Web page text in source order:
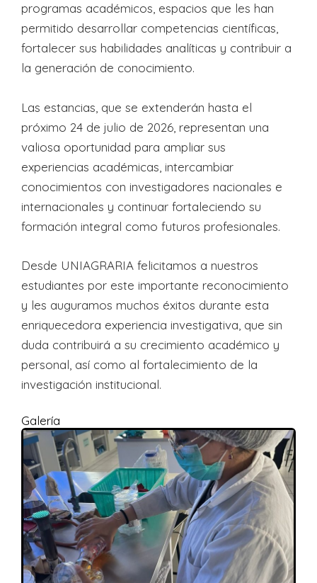
programas académicos, espacios que les han
permitido desarrollar competencias científicas,
fortalecer sus habilidades analíticas y contribuir a
la generación de conocimiento.
Las estancias, que se extenderán hasta el
próximo 24 de julio de 2026, representan una
valiosa oportunidad para ampliar sus
experiencias académicas, intercambiar
conocimientos con investigadores nacionales e
internacionales y continuar fortaleciendo su
formación integral como futuros profesionales.
Desde UNIAGRARIA felicitamos a nuestros
estudiantes por este importante reconocimiento
y les auguramos muchos éxitos durante esta
enriquecedora experiencia investigativa, que sin
duda contribuirá a su crecimiento académico y
personal, así como al fortalecimiento de la
investigación institucional.
Galería